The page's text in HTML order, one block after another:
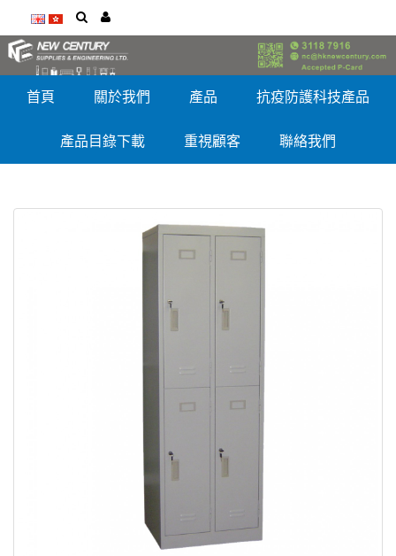
首頁 關於我們 產品 抗疫防護科技產品
產品目錄下載 重視顧客 聯絡我們